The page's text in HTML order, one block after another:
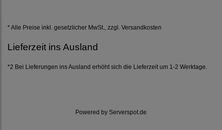
* Alle Preise inkl. gesetzlicher MwSt., zzgl. Versandkosten
Lieferzeit ins Ausland
*2 Bei Lieferungen ins Ausland erhöht sich die Lieferzeit um 1-2 Werktage.
Powered by Serverspot.de